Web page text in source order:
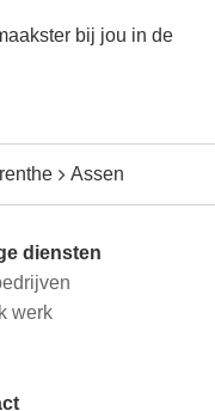
bij jou in de
Assen
diensten
werk